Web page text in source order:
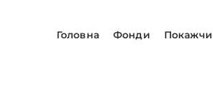
Головна Фонди